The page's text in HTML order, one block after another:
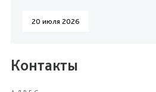
20 июля 2026
Контакты